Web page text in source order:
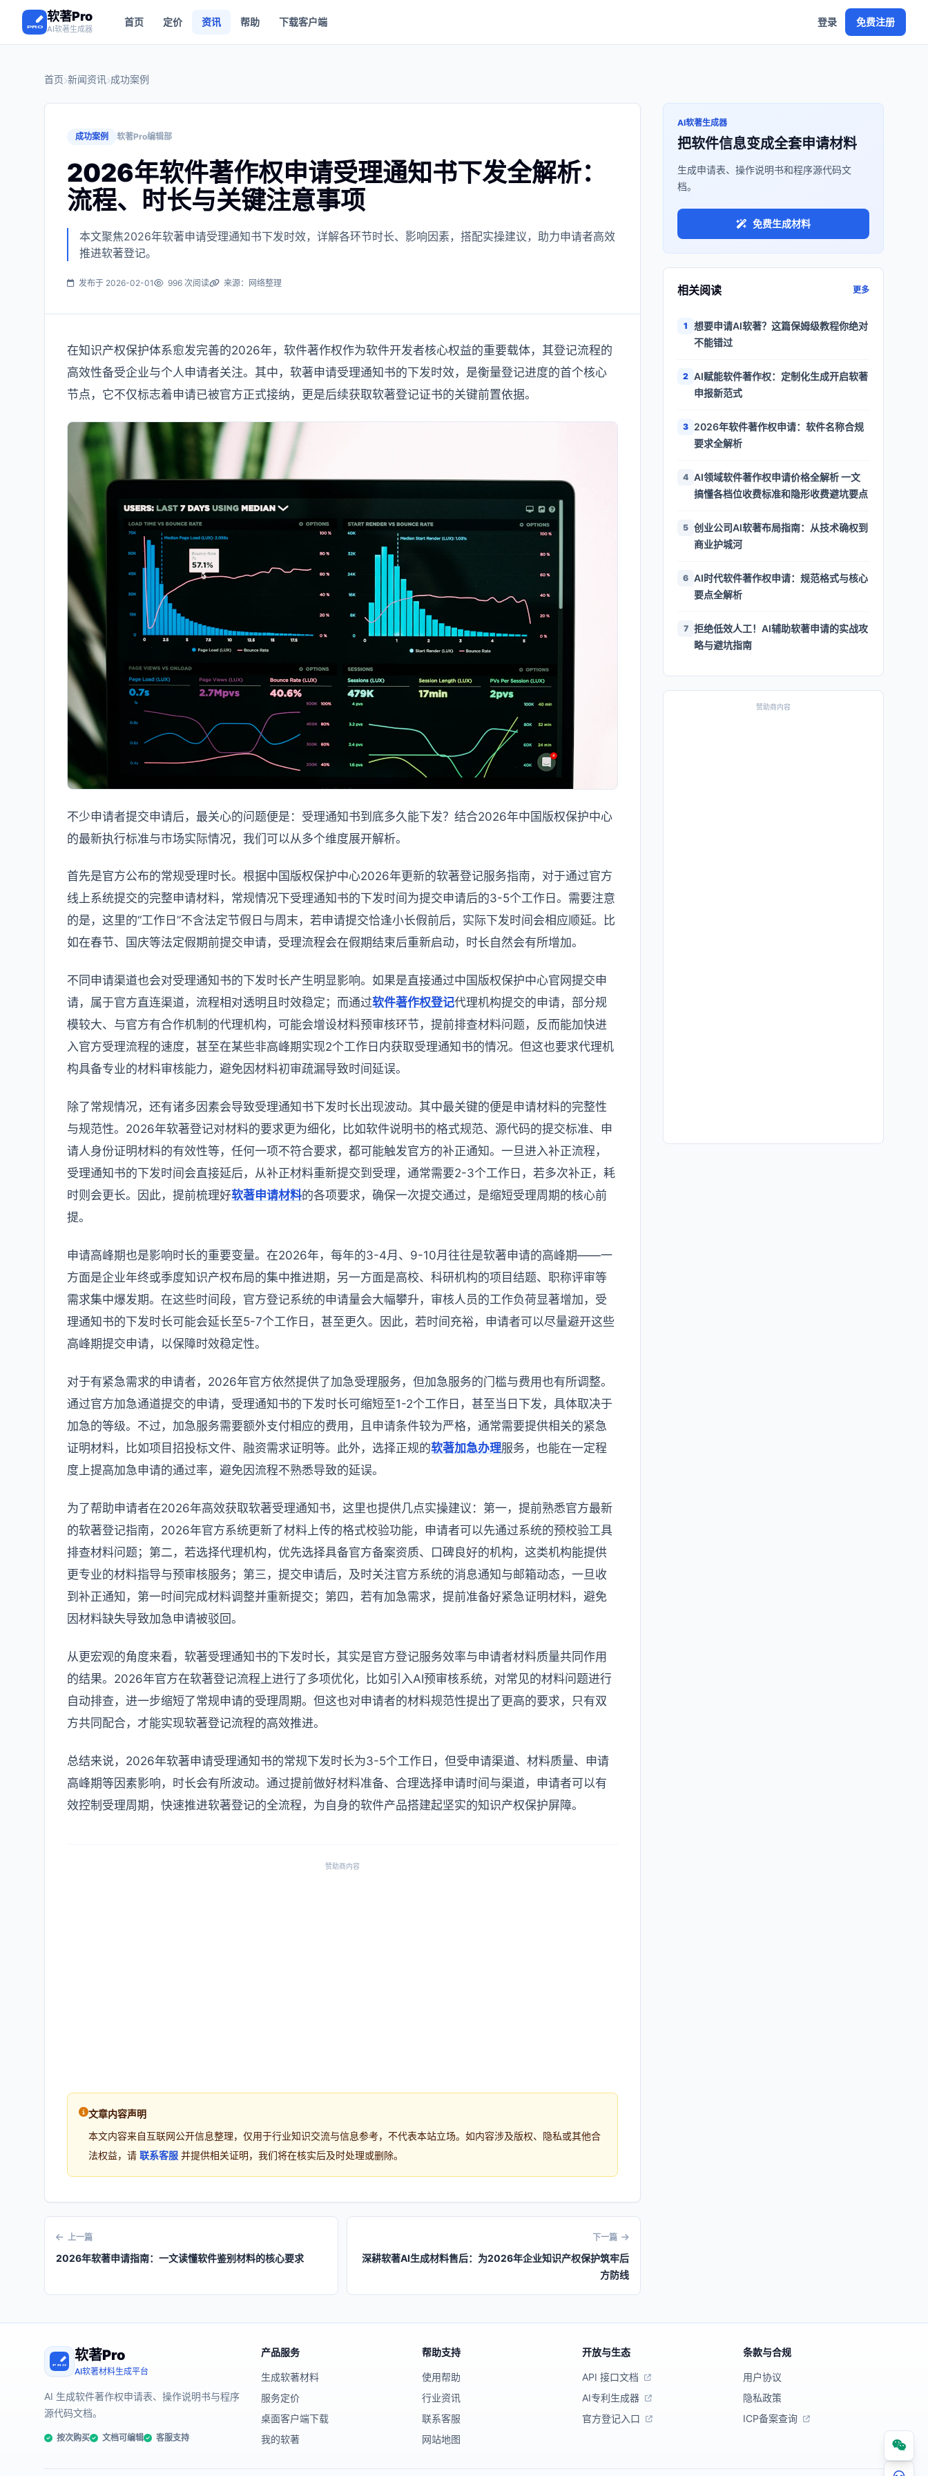
软著Pro
AI软著生成器
首页 定价 资讯 帮助 下载客户端 登录 免费注册
首页 新闻资讯 成功案例
成功案例 软著Pro编辑部
2026年软件著作权申请受理通知书下发全解析：
流程、时长与关键注意事项
本文聚焦2026年软著申请受理通知书下发时效，详解各环节时长、影响因素，搭配实操建议，助力申请者高效
推进软著登记。
发布于 2026-02-01 996 次阅读 来源：网络整理
在知识产权保护体系愈发完善的2026年，软件著作权作为软件开发者核心权益的重要载体，其登记流程的
高效性备受企业与个人申请者关注。其中，软著申请受理通知书的下发时效，是衡量登记进度的首个核心
节点，它不仅标志着申请已被官方正式接纳，更是后续获取软著登记证书的关键前置依据。
不少申请者提交申请后，最关心的问题便是：受理通知书到底多久能下发？结合2026年中国版权保护中心
的最新执行标准与市场实际情况，我们可以从多个维度展开解析。
首先是官方公布的常规受理时长。根据中国版权保护中心2026年更新的软著登记服务指南，对于通过官方
线上系统提交的完整申请材料，常规情况下受理通知书的下发时间为提交申请后的3-5个工作日。需要注意
的是，这里的“工作日”不含法定节假日与周末，若申请提交恰逢小长假前后，实际下发时间会相应顺延。比
如在春节、国庆等法定假期前提交申请，受理流程会在假期结束后重新启动，时长自然会有所增加。
不同申请渠道也会对受理通知书的下发时长产生明显影响。如果是直接通过中国版权保护中心官网提交申
请，属于官方直连渠道，流程相对透明且时效稳定；而通过软件著作权登记代理机构提交的申请，部分规
模较大、与官方有合作机制的代理机构，可能会增设材料预审核环节，提前排查材料问题，反而能加快进
入官方受理流程的速度，甚至在某些非高峰期实现2个工作日内获取受理通知书的情况。但这也要求代理机
构具备专业的材料审核能力，避免因材料初审疏漏导致时间延误。
除了常规情况，还有诸多因素会导致受理通知书下发时长出现波动。其中最关键的便是申请材料的完整性
与规范性。2026年软著登记对材料的要求更为细化，比如软件说明书的格式规范、源代码的提交标准、申
请人身份证明材料的有效性等，任何一项不符合要求，都可能触发官方的补正通知。一旦进入补正流程，
受理通知书的下发时间会直接延后，从补正材料重新提交到受理，通常需要2-3个工作日，若多次补正，耗
时则会更长。因此，提前梳理好软著申请材料的各项要求，确保一次提交通过，是缩短受理周期的核心前
提。
申请高峰期也是影响时长的重要变量。在2026年，每年的3-4月、9-10月往往是软著申请的高峰期——一
方面是企业年终或季度知识产权布局的集中推进期，另一方面是高校、科研机构的项目结题、职称评审等
需求集中爆发期。在这些时间段，官方登记系统的申请量会大幅攀升，审核人员的工作负荷显著增加，受
理通知书的下发时长可能会延长至5-7个工作日，甚至更久。因此，若时间充裕，申请者可以尽量避开这些
高峰期提交申请，以保障时效稳定性。
对于有紧急需求的申请者，2026年官方依然提供了加急受理服务，但加急服务的门槛与费用也有所调整。
通过官方加急通道提交的申请，受理通知书的下发时长可缩短至1-2个工作日，甚至当日下发，具体取决于
加急的等级。不过，加急服务需要额外支付相应的费用，且申请条件较为严格，通常需要提供相关的紧急
证明材料，比如项目招投标文件、融资需求证明等。此外，选择正规的软著加急办理服务，也能在一定程
度上提高加急申请的通过率，避免因流程不熟悉导致的延误。
为了帮助申请者在2026年高效获取软著受理通知书，这里也提供几点实操建议：第一，提前熟悉官方最新
的软著登记指南，2026年官方系统更新了材料上传的格式校验功能，申请者可以先通过系统的预校验工具
排查材料问题；第二，若选择代理机构，优先选择具备官方备案资质、口碑良好的机构，这类机构能提供
更专业的材料指导与预审核服务；第三，提交申请后，及时关注官方系统的消息通知与邮箱动态，一旦收
到补正通知，第一时间完成材料调整并重新提交；第四，若有加急需求，提前准备好紧急证明材料，避免
因材料缺失导致加急申请被驳回。
从更宏观的角度来看，软著受理通知书的下发时长，其实是官方登记服务效率与申请者材料质量共同作用
的结果。2026年官方在软著登记流程上进行了多项优化，比如引入AI预审核系统，对常见的材料问题进行
自动排查，进一步缩短了常规申请的受理周期。但这也对申请者的材料规范性提出了更高的要求，只有双
方共同配合，才能实现软著登记流程的高效推进。
总结来说，2026年软著申请受理通知书的常规下发时长为3-5个工作日，但受申请渠道、材料质量、申请
高峰期等因素影响，时长会有所波动。通过提前做好材料准备、合理选择申请时间与渠道，申请者可以有
效控制受理周期，快速推进软著登记的全流程，为自身的软件产品搭建起坚实的知识产权保护屏障。
赞助商内容
文章内容声明
本文内容来自互联网公开信息整理，仅用于行业知识交流与信息参考，不代表本站立场。如内容涉及版权、隐私或其他合
法权益，请 联系客服 并提供相关证明，我们将在核实后及时处理或删除。
上一篇
2026年软著申请指南：一文读懂软件鉴别材料的核心要求
下一篇
深耕软著AI生成材料售后：为2026年企业知识产权保护筑牢后
方防线
AI软著生成器
把软件信息变成全套申请材料
生成申请表、操作说明书和程序源代码文
档。
免费生成材料
相关阅读 更多
1
想要申请AI软著？这篇保姆级教程你绝对
不能错过
2 AI赋能软件著作权：定制化生成开启软著
申报新范式
3 2026年软件著作权申请：软件名称合规
要求全解析
4 AI领域软件著作权申请价格全解析 一文
搞懂各档位收费标准和隐形收费避坑要点
5 创业公司AI软著布局指南：从技术确权到
商业护城河
6 AI时代软件著作权申请：规范格式与核心
要点全解析
7 拒绝低效人工！AI辅助软著申请的实战攻
略与避坑指南
赞助商内容
软著Pro
AI软著材料生成平台
AI 生成软件著作权申请表、操作说明书与程序
源代码文档。
按次购买 文档可编辑 客服支持
产品服务
生成软著材料
服务定价
桌面客户端下载
我的软著
帮助支持
使用帮助
行业资讯
联系客服
网站地图
开放与生态
API 接口文档
AI专利生成器
官方登记入口
条款与合规
用户协议
隐私政策
ICP备案查询